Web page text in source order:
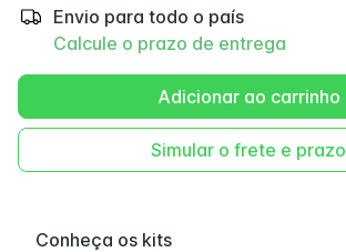
Envio para todo o país
Calcule o prazo de entrega
Adicionar ao carrinho
Simular o frete e prazo
Conheça os kits